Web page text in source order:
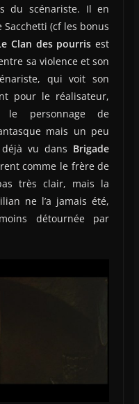
du scénariste. Il en
Sacchetti (cf les bonus
Clan des pourris est
sa violence et son
qui voit son
pour le réalisateur,
le personnage de
mais un peu
vu dans Brigade
comme le frère de
très clair, mais la
ne l’a jamais été,
détournée par